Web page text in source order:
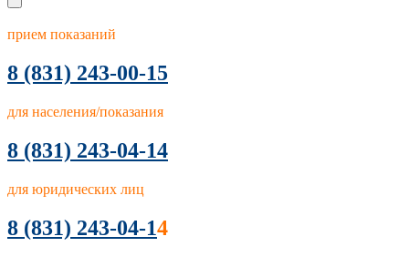
прием показаний
8 (831) 243-00-15
для населения/показания
8 (831) 243-04-14
для юридических лиц
8 (831) 243-04-14